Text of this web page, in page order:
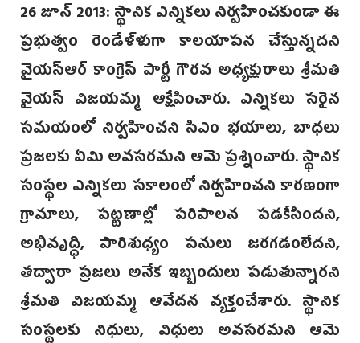
26 జూన్‌ 2013: స్థానిక ఎన్నికలు నిర్వహించకుండా ఈ
ప్రభుత్వం రెండేళ్ళుగా కాలయాపన చేస్తున్నదని
వైయస్‌ఆర్‌ కాంగ్రెస్‌ పార్టీ గౌరవ అధ్యక్షురాలు శ్రీమతి
వైయస్‌ విజయమ్మ ఆక్షేపించారు. ఎన్నికలు సరైన
సమయంలో నిర్వహించని సిఎం భయాలు, బాధలు
ప్రజలకు ఏమి అవసరమని ఆమె ప్రశ్నించారు. స్థానిక
సంస్థల ఎన్నికలు సకాలంలో నిర్వహించని కారణంగా
గ్రామాలు, పట్టణాల్లో పరిపాలన పడకేసిందని,
అభివృద్ధి, పారిశుధ్యం పనులు జరగడంలేదని,
తద్వారా ప్రజలు అనేక ఇబ్బందులు పడుతున్నారని
శ్రీమతి విజయమ్మ ఆవేదన వ్యక్తంచేశారు. స్థానిక
సంస్థలకు నిధులు, విధులు అవసరమని ఆమె